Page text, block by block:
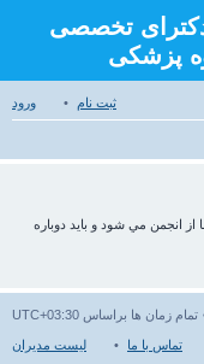
تخصصی
پزشکی
ورود ثبت نام
انجمن مي شود و بايد دوباره
تمام زمان ها براساس UTC+03:30
لیست مدیران تماس با ما